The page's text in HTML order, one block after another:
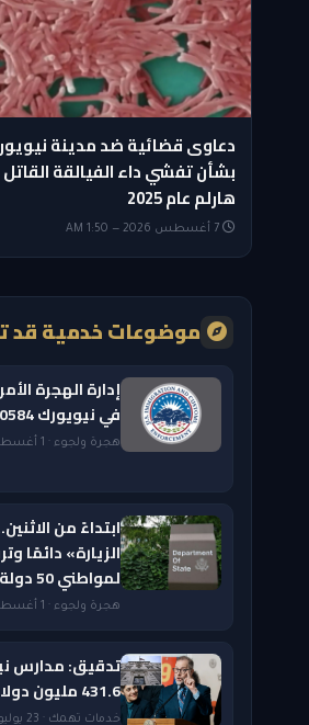
دعاوى قضائية ضد مدينة
بشأن تفشي داء الفيالقة
هارلم عام 2025
موضوعات خدمية قد
إدارة الهجرة
في نيويورك 470584 دولاراً
هجرة ولجوء · 1 أغسطس 2026 — 7:10 PM
ابتداءً من
لمواطني 50 دولة
هجرة ولجوء · 1 أغسطس 2026 — 9:23 AM
تدقيق: مدارس
431.6 مليون دولار من «ميديكيد
خدمات تهمك · 23 يوليو 2026 — 9:06 PM